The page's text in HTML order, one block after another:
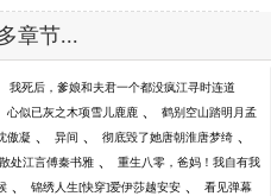
章节...
我死后，爹娘和夫君一个都没疯江寻时连道
心似已灰之木项雪儿鹿鹿 、 鹤别空山踏明月孟
傲凝 、 异间 、 彻底毁了她唐朝淮唐梦绮 、
处江言傅秦书雅 、 重生八零，爸妈！我自有我
、 锦绣人生[快穿]爱伊莎越安安 、 看见弹幕